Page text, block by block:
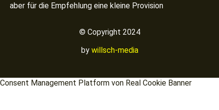
aber für die Empfehlung eine kleine Provision
© Copyright 2024
by willsch-media
Consent Management Platform von Real Cookie Banner